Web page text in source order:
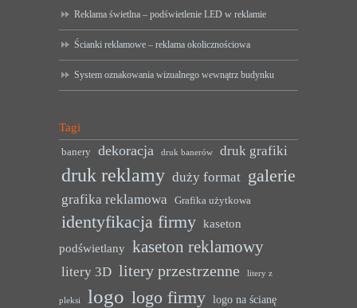
Reklama świetlna – podświetlenie LED w reklamie
Ścianki reklamowe – reklama okolicznościowa
System oznakowania wizualnego wewnątrz budynku
Tagi
banery dekoracja druk banerów druk grafiki
druk reklamy duży format galerie
grafika reklamowa Grafika użytkowa
identyfikacja firmy kaseton
podświetlany kaseton reklamowy
litery 3D litery przestrzenne litery z
pleksi logo logo firmy logo na ścianę